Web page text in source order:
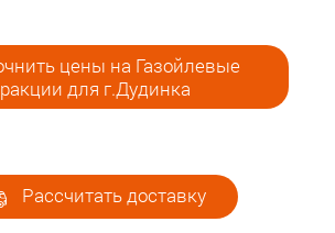
цены на Газойлевые
для г.Дудинка
Рассчитать доставку